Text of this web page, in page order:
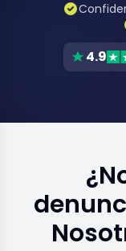
4.9